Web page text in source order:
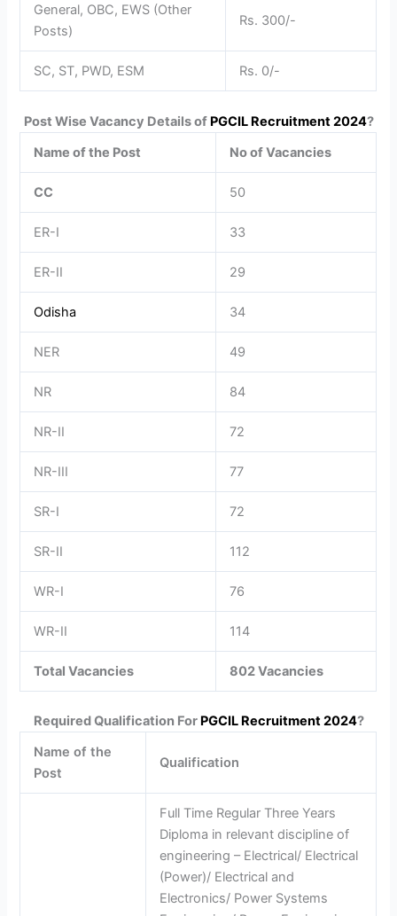
General, OBC, EWS (Other
Posts)
Rs. 300/-
SC, ST, PWD, ESM Rs. 0/-
Post Wise Vacancy Details of PGCIL Recruitment 2024?
Name of the Post
No of Vacancies
CC 50
ER-I 33
ER-II 29
Odisha 34
NER 49
NR 84
NR-II 72
NR-III 77
SR-I 72
SR-II 112
WR-I 76
WR-II 114
Total Vacancies 802 Vacancies
Required Qualification For PGCIL Recruitment 2024?
Name of the
Post
Qualification
Full Time Regular Three Years
Diploma in relevant discipline of
engineering – Electrical/ Electrical
(Power)/ Electrical and
Electronics/ Power Systems